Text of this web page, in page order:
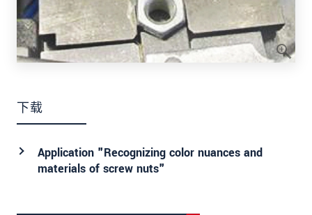
下载
Application "Recognizing color nuances and
materials of screw nuts"